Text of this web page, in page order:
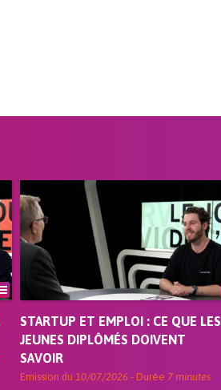
STARTUP ET EMPLOI : CE QUE LES
JEUNES DIPLÔMÉS DOIVENT
SAVOIR
Emission du 10/07/2026 - Durée 7 minutes